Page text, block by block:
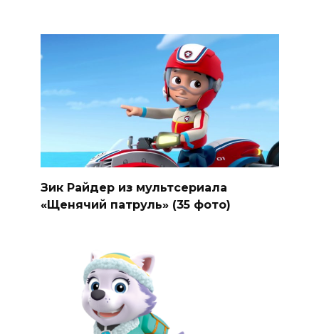
Зик Райдер из мультсериала
«Щенячий патруль» (35 фото)